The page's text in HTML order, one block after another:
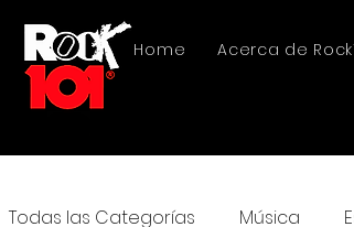
Home Acerca de
Todas las Categorías Música